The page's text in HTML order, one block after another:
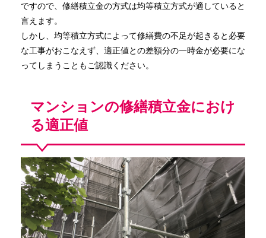
ですので、修繕積立金の方式は均等積立方式が適していると
言えます。
しかし、均等積立方式によって修繕費の不足が起きると必要
な工事がおこなえず、適正値との差額分の一時金が必要にな
ってしまうこともご認識ください。
マンションの修繕積立金におけ
る適正値